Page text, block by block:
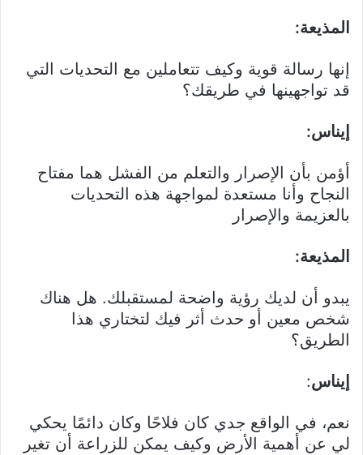
المذيعة:
إنها رسالة قوية وكيف تتعاملين مع التحديات التي
قد تواجهينها في طريقك؟
إيناس:
أؤمن بأن الإصرار والتعلم من الفشل هما مفتاح
النجاح وأنا مستعدة لمواجهة هذه التحديات
بالعزيمة والإصرار
المذيعة:
يبدو أن لديك رؤية واضحة لمستقبلك. هل هناك
شخص معين أو حدث أثر فيك لتختاري هذا
الطريق؟
إيناس:
نعم، في الواقع جدي كان فلاحًا وكان دائمًا يحكي
لي عن أهمية الأرض وكيف يمكن للزراعة أن تغير